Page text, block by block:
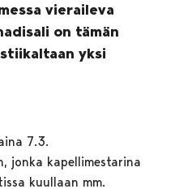
vieraileva
on tämän
yksi
7.3.
jonka kapellimestarina
kuullaan mm.